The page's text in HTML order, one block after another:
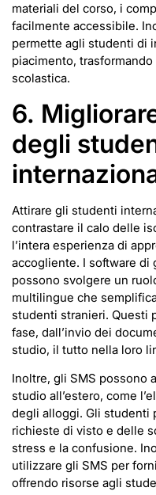
materiali del corso, i
facilmente accessibile.
permette agli studenti di
piacimento,
scolastica.
6.
degli
Attirare gli studenti
contrastare il calo delle
l’intera esperienza di
accogliente. I software di
possono svolgere un
multilingue che
studenti stranieri. Questi
fase, dall’invio dei
studio, il tutto nella loro
Inoltre, gli SMS possono
studio all’estero, come
degli alloggi. Gli studenti
richieste di visto e delle
stress e la confusione.
utilizzare gli SMS per
offrendo risorse agli